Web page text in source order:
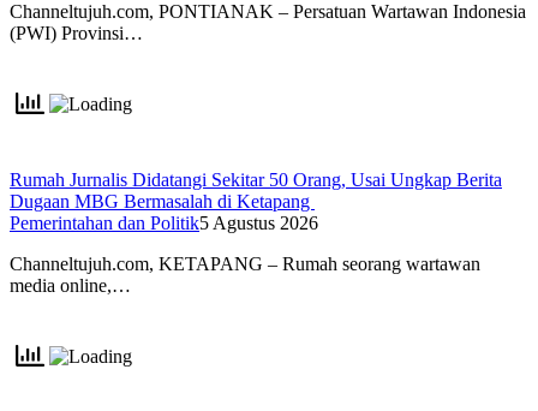
Channeltujuh.com, PONTIANAK – Persatuan Wartawan Indonesia
(PWI) Provinsi…
Rumah Jurnalis Didatangi Sekitar 50 Orang, Usai Ungkap Berita
Dugaan MBG Bermasalah di Ketapang
Pemerintahan dan Politik5 Agustus 2026
Channeltujuh.com, KETAPANG – Rumah seorang wartawan
media online,…